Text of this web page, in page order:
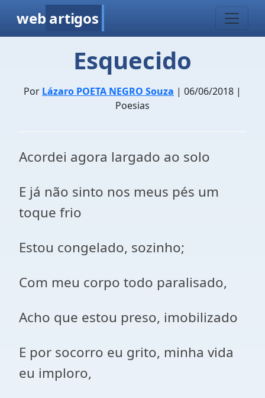
web artigos
Esquecido
Por Lázaro POETA NEGRO Souza | 06/06/2018 |
Poesias
Acordei agora largado ao solo
E já não sinto nos meus pés um
toque frio
Estou congelado, sozinho;
Com meu corpo todo paralisado,
Acho que estou preso, imobilizado
E por socorro eu grito, minha vida
eu imploro,